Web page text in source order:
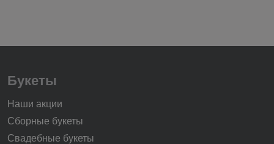
Букеты
Наши акции
Сборные букеты
Свадебные букеты